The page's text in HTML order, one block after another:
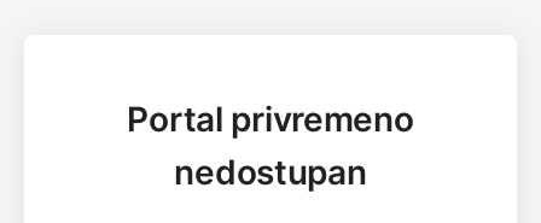
Portal privremeno
nedostupan